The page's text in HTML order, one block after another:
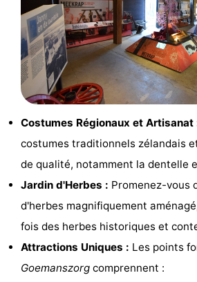
faire
d'intérêt
Musées
Monuments
Églises
Moulins
Points
vue
Attractions
Croisières
Terrains
Costumes Régionaux et Artisanat
costumes traditionnels zélandais
de qualité, notamment la dentelle
Jardin d'Herbes : Promenez-vous
d'herbes magnifiquement
fois des herbes historiques et
Attractions Uniques : Les points
Goemanszorg comprennent :